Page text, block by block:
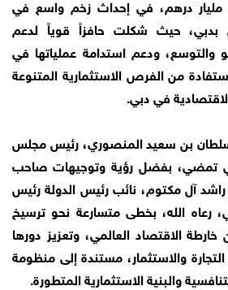
مليار درهم، في إحداث زخم واسع في
بدبي، حيث شكلت حافزاً قوياً لدعم
والتوسع، ودعم استدامة عملياتها في
من الفرص الاستثمارية المتنوعة
في دبي.
بن سعيد المنصوري، رئيس مجلس
تمضي، بفضل رؤية وتوجيهات صاحب
آل مكتوم، نائب رئيس الدولة رئيس
رعاه الله، بخطى متسارعة نحو ترسيخ
الاقتصاد العالمي، وتعزيز دورها
والاستثمار، مستندة إلى منظومة
والبنية الاستثمارية المتطورة.